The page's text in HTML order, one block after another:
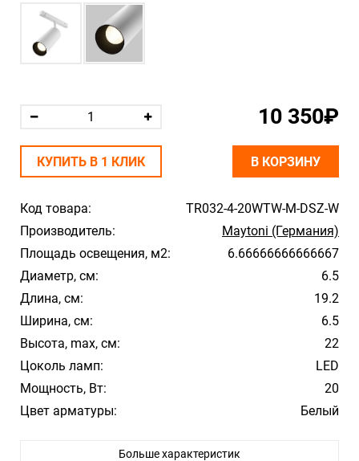
Код товара:
TR032-4-20WTW-M-DSZ-W
Производитель:
Maytoni (Германия)
Площадь освещения, м2:
6.66666666666667
Диаметр, см:
6.5
Длина, см:
19.2
Ширина, см:
6.5
Высота, max, см:
22
Цоколь ламп:
LED
Мощность, Вт:
20
Цвет арматуры:
Белый
Больше характеристик
10 350₽
КУПИТЬ В 1 КЛИК В КОРЗИНУ